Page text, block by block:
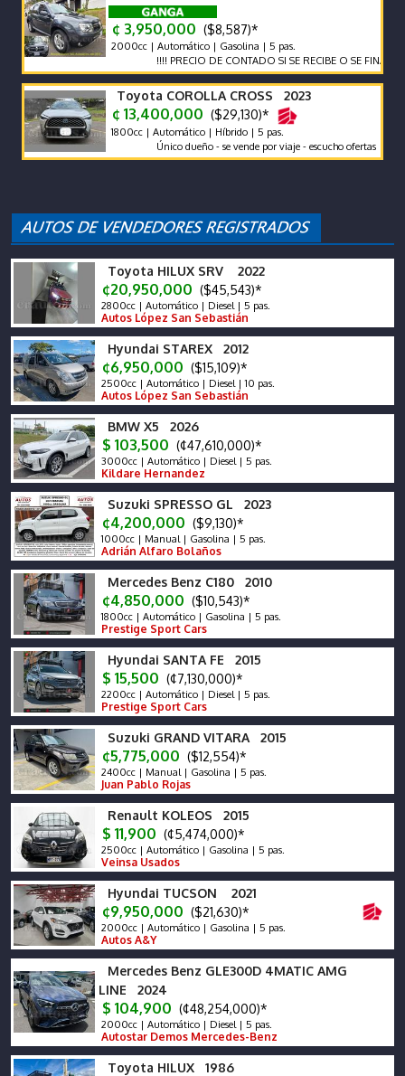
¢ 3,950,000 ($8,587)*
2000cc | Automático | Gasolina | 5 pas.
!!!! PRECIO DE CONTADO SI SE RECIBE O SE FINANCIA EL
Toyota COROLLA CROSS 2023
¢ 13,400,000 ($29,130)*
1800cc | Automático | Híbrido | 5 pas.
Único dueño - se vende por viaje - escucho ofertas
Toyota HILUX SRV 2022
¢20,950,000 ($45,543)*
2800cc | Automático | Diesel | 5 pas.
Autos López San Sebastián
Hyundai STAREX 2012
¢6,950,000 ($15,109)*
2500cc | Automático | Diesel | 10 pas.
Autos López San Sebastián
BMW X5 2026
$ 103,500 (¢47,610,000)*
3000cc | Automático | Diesel | 5 pas.
Kildare Hernandez
Suzuki SPRESSO GL 2023
¢4,200,000 ($9,130)*
1000cc | Manual | Gasolina | 5 pas.
Adrián Alfaro Bolaños
Mercedes Benz C180 2010
¢4,850,000 ($10,543)*
1800cc | Automático | Gasolina | 5 pas.
Prestige Sport Cars
Hyundai SANTA FE 2015
$ 15,500 (¢7,130,000)*
2200cc | Automático | Diesel | 5 pas.
Prestige Sport Cars
Suzuki GRAND VITARA 2015
¢5,775,000 ($12,554)*
2400cc | Manual | Gasolina | 5 pas.
Juan Pablo Rojas
Renault KOLEOS 2015
$ 11,900 (¢5,474,000)*
2500cc | Automático | Gasolina | 5 pas.
Veinsa Usados
Hyundai TUCSON 2021
¢9,950,000 ($21,630)*
2000cc | Automático | Gasolina | 5 pas.
Autos A&Y
Mercedes Benz GLE300D 4MATIC AMG
LINE 2024
$ 104,900 (¢48,254,000)*
2000cc | Automático | Diesel | 5 pas.
Autostar Demos Mercedes-Benz
Toyota HILUX 1986